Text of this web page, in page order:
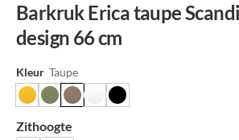
Barkruk Erica taupe
design 66 cm
Kleur Taupe
Zithoogte